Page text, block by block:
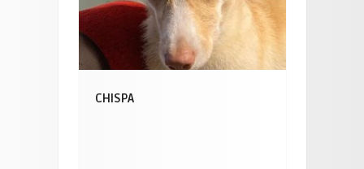
CHISPA